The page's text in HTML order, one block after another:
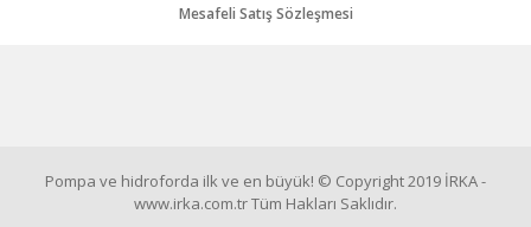
Mesafeli Satış Sözleşmesi
Pompa ve hidroforda ilk ve en büyük! © Copyright 2019 İRKA -
www.irka.com.tr Tüm Hakları Saklıdır.